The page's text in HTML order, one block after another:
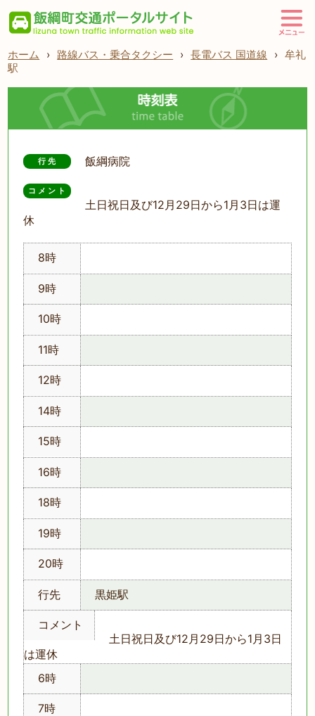
ホーム › 路線バス・乗合タクシー › 長電バス 国道線 › 牟礼
駅
行先 飯綱病院
コメント
土日祝日及び12月29日から1月3日は運
休
8時
9時
10時
11時
12時
14時
15時
16時
18時
19時
20時
行先 黒姫駅
コメント
土日祝日及び12月29日から1月3日
は運休
6時
7時